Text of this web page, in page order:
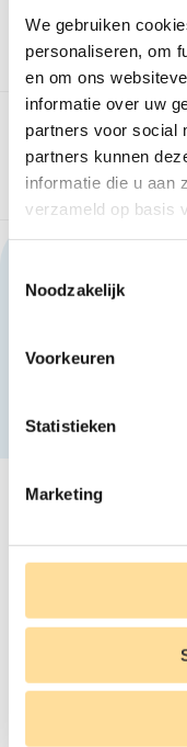
We gebruiken
personaliseren, om
en om ons
informatie over uw
partners voor social
partners kunnen
informatie die u aan
verzameld op basis
Noodzakelijk
Voorkeuren
Statistieken
Marketing
Dit
Dit